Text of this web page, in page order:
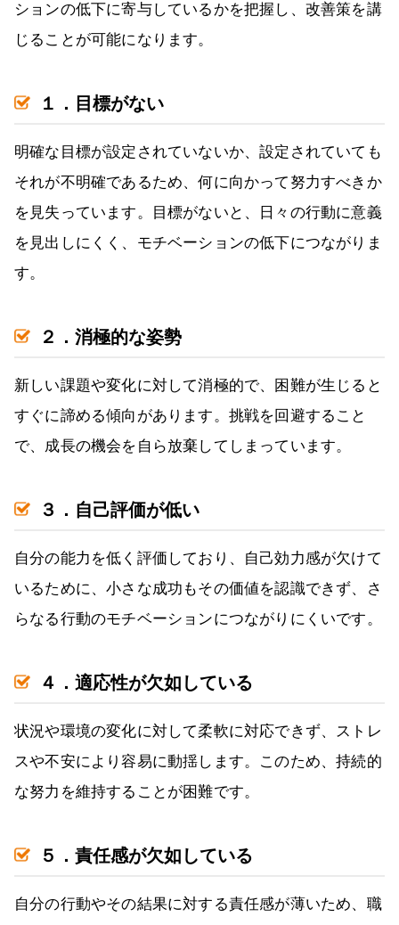
ションの低下に寄与しているかを把握し、改善策を講
じることが可能になります。
１．目標がない
明確な目標が設定されていないか、設定されていても
それが不明確であるため、何に向かって努力すべきか
を見失っています。目標がないと、日々の行動に意義
を見出しにくく、モチベーションの低下につながりま
す。
２．消極的な姿勢
新しい課題や変化に対して消極的で、困難が生じると
すぐに諦める傾向があります。挑戦を回避すること
で、成長の機会を自ら放棄してしまっています。
３．自己評価が低い
自分の能力を低く評価しており、自己効力感が欠けて
いるために、小さな成功もその価値を認識できず、さ
らなる行動のモチベーションにつながりにくいです。
４．適応性が欠如している
状況や環境の変化に対して柔軟に対応できず、ストレ
スや不安により容易に動揺します。このため、持続的
な努力を維持することが困難です。
５．責任感が欠如している
自分の行動やその結果に対する責任感が薄いため、職